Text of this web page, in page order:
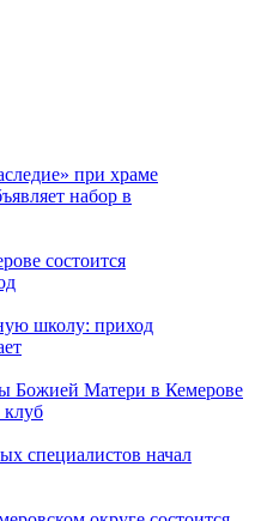
при храме
набор в
состоится
школу: приход
Божией Матери в Кемерове
клуб
специалистов начал